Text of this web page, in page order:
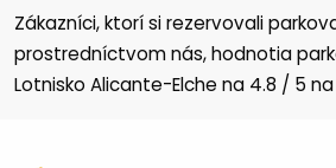
Zákazníci, ktorí si rezervovali
prostredníctvom nás, hodnotia
Lotnisko Alicante-Elche na 4.8 / 5